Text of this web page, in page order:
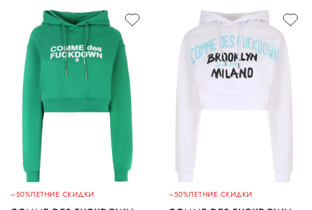
–50%ЛЕТНИЕ СКИДКИ –50%ЛЕТНИЕ СКИДКИ